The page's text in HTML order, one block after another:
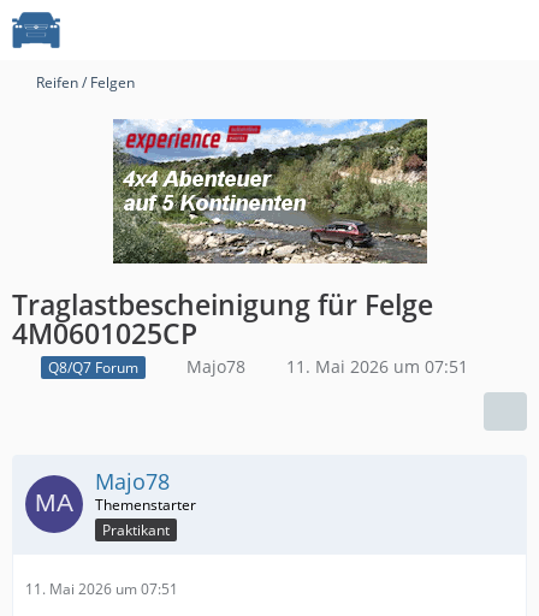
Reifen / Felgen
Traglastbescheinigung für Felge
4M0601025CP
Q8/Q7 Forum Majo78 11. Mai 2026 um 07:51
Majo78
Praktikant
11. Mai 2026 um 07:51